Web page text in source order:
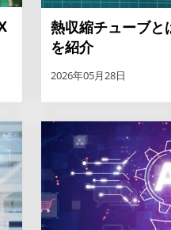
熱収縮チューブと
を紹介
2026年05月28日